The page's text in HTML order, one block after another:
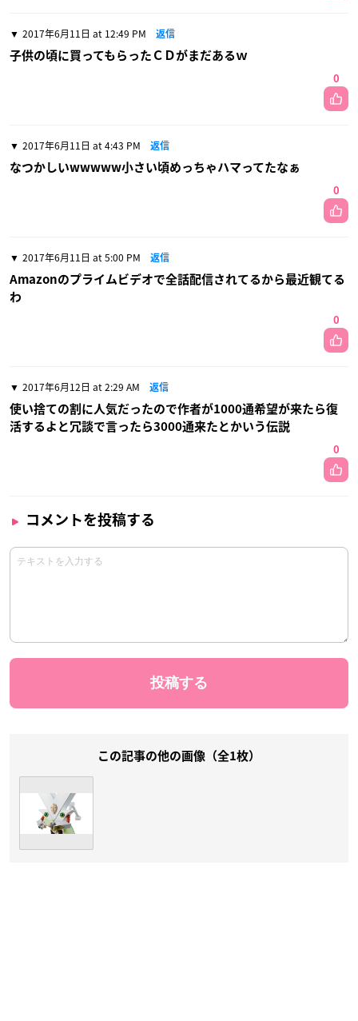
2017年6月11日 at 12:49 PM 返信
子供の頃に買ってもらったＣＤがまだあるｗ
0
2017年6月11日 at 4:43 PM 返信
なつかしいwwwww小さい頃めっちゃハマってたなぁ
0
2017年6月11日 at 5:00 PM 返信
Amazonのプライムビデオで全話配信されてるから最近観てる
わ
0
2017年6月12日 at 2:29 AM 返信
使い捨ての割に人気だったので作者が1000通希望が来たら復
活するよと冗談で言ったら3000通来たとかいう伝説
0
コメントを投稿する
この記事の他の画像（全1枚）